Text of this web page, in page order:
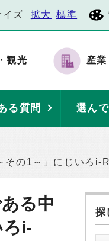
イズ 拡大 標準
観光 産
る質問 選ん
その1～」にじいろi-
る中
ろi-
探